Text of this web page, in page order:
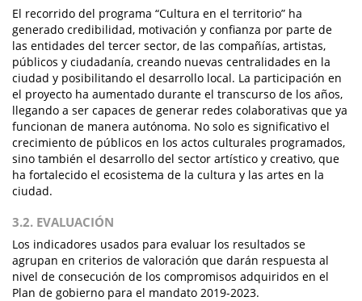
El recorrido del programa “Cultura en el territorio” ha
generado credibilidad, motivación y confianza por parte de
las entidades del tercer sector, de las compañías, artistas,
públicos y ciudadanía, creando nuevas centralidades en la
ciudad y posibilitando el desarrollo local. La participación en
el proyecto ha aumentado durante el transcurso de los años,
llegando a ser capaces de generar redes colaborativas que ya
funcionan de manera autónoma. No solo es significativo el
crecimiento de públicos en los actos culturales programados,
sino también el desarrollo del sector artístico y creativo, que
ha fortalecido el ecosistema de la cultura y las artes en la
ciudad.
3.2. EVALUACIÓN
Los indicadores usados para evaluar los resultados se
agrupan en criterios de valoración que darán respuesta al
nivel de consecución de los compromisos adquiridos en el
Plan de gobierno para el mandato 2019-2023.